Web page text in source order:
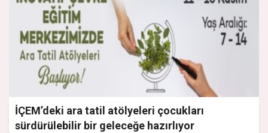
İÇEM’deki ara tatil atölyeleri çocukları
sürdürülebilir bir geleceğe hazırlıyor